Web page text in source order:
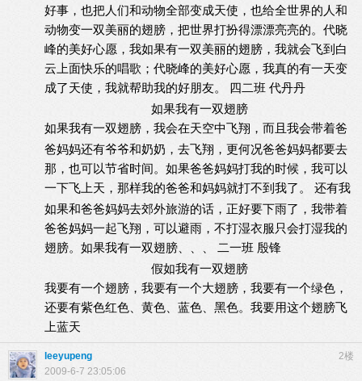
好事，也把人们和动物全部变成天使，也给全世界的人和
动物变一双美丽的翅膀，把世界打扮得漂漂亮亮的。代晓
峰的美好心愿，我如果有一双美丽的翅膀，我就会飞到白
云上面快乐的唱歌；代晓峰的美好心愿，我真的有一天变
成了天使，我就帮助我的好朋友。
四二班 代丹丹
如果我有一双翅膀
如果我有一双翅膀，我会在天空中飞翔，而且我会带着爸
爸妈妈还有爷爷和奶奶，去飞翔，更何况爸爸妈妈都要去
那，也可以节省时间。如果爸爸妈妈打我的时候，我可以
一下飞上天，那样我的爸爸和妈妈就打不到我了。
还有我
如果和爸爸妈妈去郊外旅游的话，正好要下雨了，我带着
爸爸妈妈一起飞翔，可以避雨，不打湿衣服只会打湿我的
翅膀。如果我有一双翅膀、、、
二一班 殷锋
假如我有一双翅膀
我要有一个翅膀，我要有一个大翅膀，我要有一个绿色，
还要有紫色红色、黄色、蓝色、黑色。我要用这个翅膀飞
上蓝天
2楼
leeyupeng
2009-6-7 23:05:06